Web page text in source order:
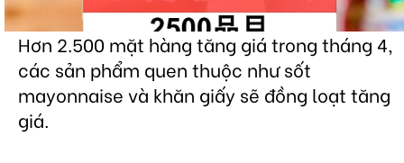
Hơn 2.500 mặt hàng tăng giá trong tháng 4,
các sản phẩm quen thuộc như sốt
mayonnaise và khăn giấy sẽ đồng loạt tăng
giá.